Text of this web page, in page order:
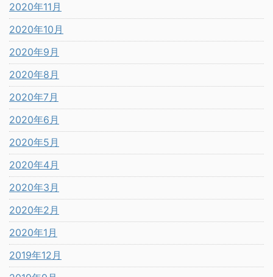
2020年11月
2020年10月
2020年9月
2020年8月
2020年7月
2020年6月
2020年5月
2020年4月
2020年3月
2020年2月
2020年1月
2019年12月